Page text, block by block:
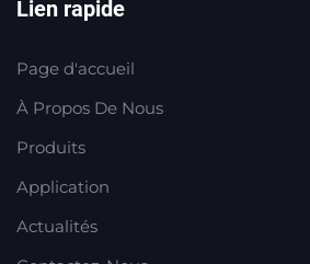
Lien rapide
Page d'accueil
À Propos De Nous
Produits
Application
Actualités